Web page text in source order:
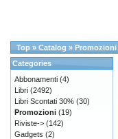
Top » Catalog » Promozioni
Categories
Abbonamenti (4)
Libri (2492)
Libri Scontati 30% (30)
Promozioni (19)
Riviste-> (142)
Gadgets (2)